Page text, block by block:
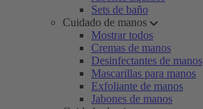
Sets de baño
Cuidado de manos
Mostrar todos
Cremas de manos
Desinfectantes de manos
Mascarillas para manos
Exfoliante de manos
Jabones de manos